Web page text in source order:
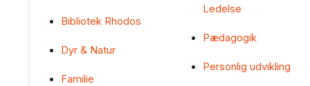
Bibliotek Rhodos
Dyr & Natur
Familie
Ledelse
Pædagogik
Personlig udvikling